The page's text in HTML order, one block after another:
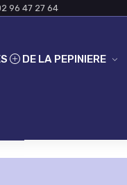
96 47 27 64
DE LA PEPINIERE